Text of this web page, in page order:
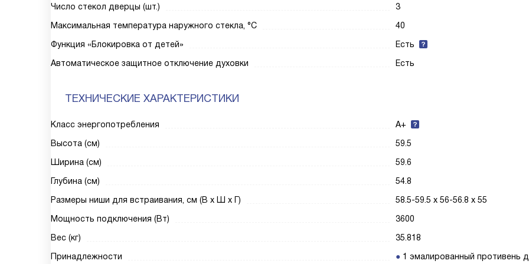
Число стекол дверцы (шт.)
3
Максимальная температура наружного стекла, °С
40
Функция «Блокировка от детей»
Есть
Автоматическое защитное отключение духовки
Есть
ТЕХНИЧЕСКИЕ ХАРАКТЕРИСТИКИ
Класс энергопотребления
A+
Высота (см)
59.5
Ширина (см)
59.6
Глубина (см)
54.8
Размеры ниши для встраивания, см (В х Ш х Г)
58.5-59.5 х 56-56.8 х 55
Мощность подключения (Вт)
3600
Вес (кг)
35.818
Принадлежности
1 эмалированный противень